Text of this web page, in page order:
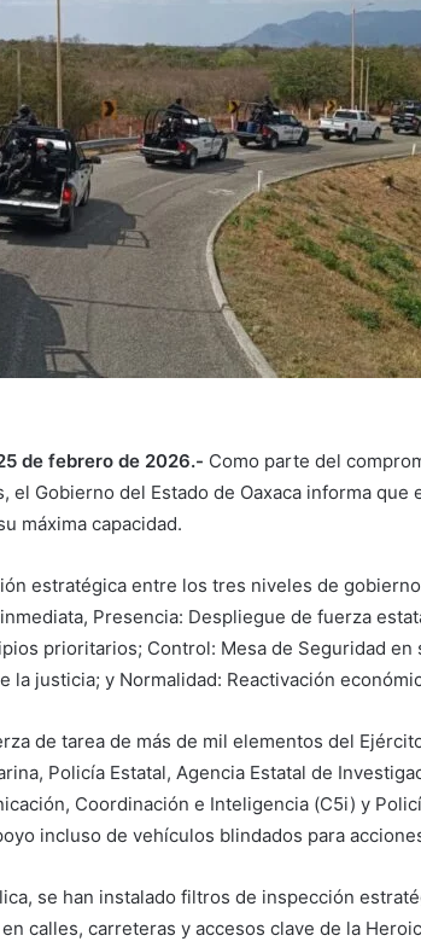
de febrero de 2026.- Como parte del
el Gobierno del Estado de Oaxaca informa que
máxima capacidad.
estratégica entre los tres niveles de
Presencia: Despliegue de fuerza
prioritarios; Control: Mesa de Seguridad en
la justicia; y Normalidad: Reactivación
de tarea de más de mil elementos del
Policía Estatal, Agencia Estatal de
Coordinación e Inteligencia (C5i) y
incluso de vehículos blindados para
se han instalado filtros de inspección
calles, carreteras y accesos clave de la